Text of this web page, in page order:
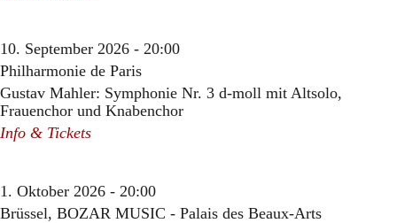
10. September 2026 - 20:00
Philharmonie de Paris
Gustav Mahler: Symphonie Nr. 3 d-moll mit Altsolo,
Frauenchor und Knabenchor
Info & Tickets
1. Oktober 2026 - 20:00
Brüssel, BOZAR MUSIC - Palais des Beaux-Arts